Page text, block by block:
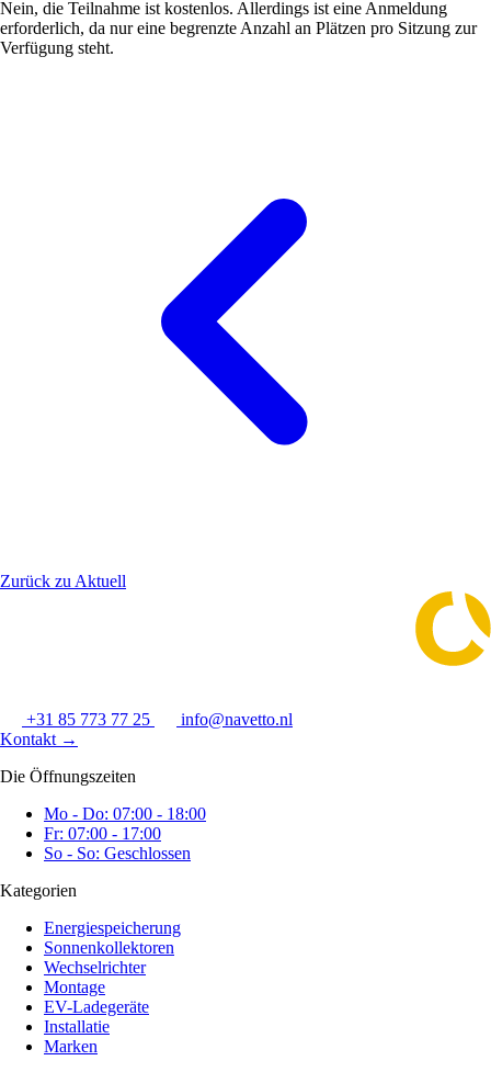
Nein, die Teilnahme ist kostenlos. Allerdings ist eine Anmeldung
erforderlich, da nur eine begrenzte Anzahl an Plätzen pro Sitzung zur
Verfügung steht.
Zurück zu Aktuell
+31 85 773 77 25
info@navetto.nl
Kontakt →
Die Öffnungszeiten
Mo - Do: 07:00 - 18:00
Fr: 07:00 - 17:00
So - So: Geschlossen
Kategorien
Energiespeicherung
Sonnenkollektoren
Wechselrichter
Montage
EV-Ladegeräte
Installatie
Marken